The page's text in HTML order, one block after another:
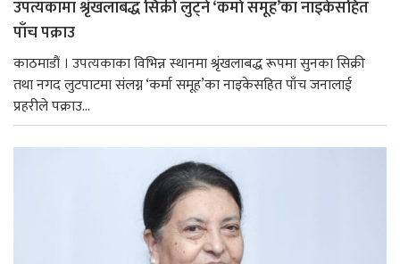
उपत्यकामा श्रृंखलाबद्ध सिक्री लुट्ने ‘कर्मा समूह’का नाइकेसहित
पाँच पक्राउ
काठमाडौं । उपत्यकाका विभिन्न स्थानमा श्रृंखलाबद्ध रूपमा सुनका सिक्री
तथा नगद लुटपाटमा संलग्न ‘कर्मा समूह’का नाइकेसहित पाँच जनालाई
प्रहरीले पक्राउ...